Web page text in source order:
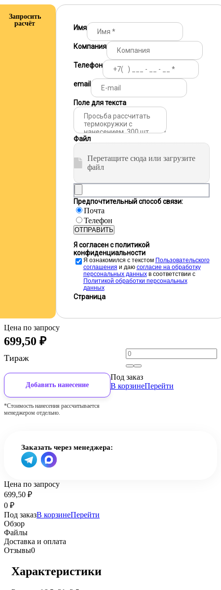
Запросить
расчёт
Имя
Компания
Телефон
email
Поле для текста
Файл
Перетащите сюда или загрузите
файл
Предпочтительный способ связи:
Почта
Телефон
ОТПРАВИТЬ
Я согласен с политикой
конфиденциальности
Я ознакомился с текстом Пользовательского
соглашения и даю cогласие на обработку
персональных данныхв соответствии с
Политикой обработки персональных
данных
Страница
Цена по запросу
699,50 ₽
Тираж
Добавить нанесение
*Стоимость нанесения рассчитывается
менеджером отдельно.
Под заказ
В корзинеПерейти
Заказать через менеджера:
Цена по запросу
699,50 ₽
0 ₽
Под заказВ корзинеПерейти
Обзор
Файлы
Доставка и оплата
Отзывы0
Характеристики